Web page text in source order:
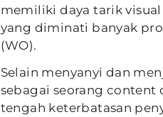
memiliki daya tarik
yang diminati banyak
(WO).
Selain menyanyi dan
sebagai seorang content
tengah keterbatasan